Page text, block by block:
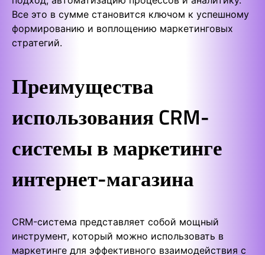
Все это в сумме становится ключом к успешному
формированию и воплощению маркетинговых
стратегий.
Преимущества
использования CRM-
системы в маркетинге
интернет-магазина
CRM-система представляет собой мощный
инструмент, который можно использовать в
маркетинге для эффективного взаимодействия с